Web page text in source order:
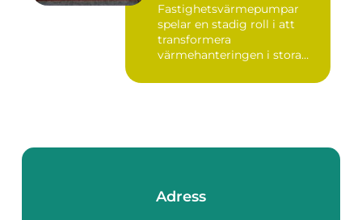
Fastighetsvärmepumpar
spelar en stadig roll i att
transformera
värmehanteringen i stora
Adress